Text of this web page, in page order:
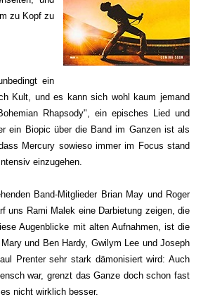
zu Kopf zu
ein
Kult, und es kann sich wohl kaum jemand
Rhapsody", ein episches Lied und
ein Biopic über die Band im Ganzen ist als
Mercury sowieso immer im Focus stand
einzugehen.
Band-Mitglieder Brian May und Roger
uns Rami Malek eine Darbietung zeigen, die
Augenblicke mit alten Aufnahmen, ist die
und Ben Hardy, Gwilym Lee und Joseph
Prenter sehr stark dämonisiert wird: Auch
war, grenzt das Ganze doch schon fast
nicht wirklich besser.